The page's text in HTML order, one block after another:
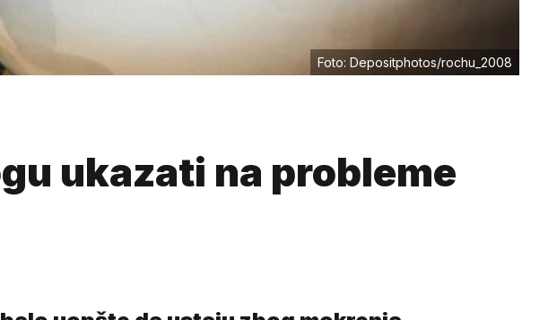
Foto: Depositphotos/rochu_2008
ukazati na probleme